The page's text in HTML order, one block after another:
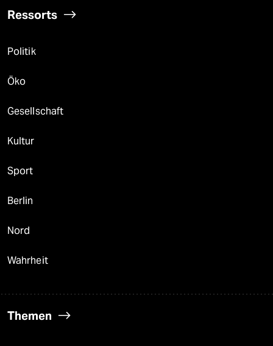
Ressorts
Politik
Öko
Gesellschaft
Kultur
Sport
Berlin
Nord
Wahrheit
Themen